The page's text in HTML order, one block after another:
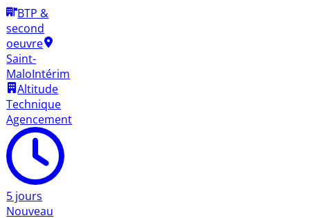
BTP &
second
oeuvre
Saint-
MaloIntérim
Altitude
Technique
Agencement
5 jours
Nouveau